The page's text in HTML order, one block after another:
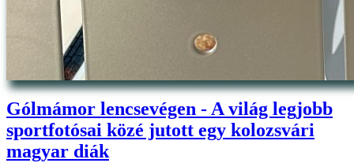
Gólmámor lencsevégen - A világ legjobb
sportfotósai közé jutott egy kolozsvári
magyar diák